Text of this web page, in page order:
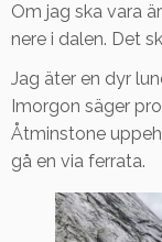
Om jag ska vara
nere i dalen. Det
Jag äter en dyr
Imorgon säger
Åtminstone
gå en via ferrata.